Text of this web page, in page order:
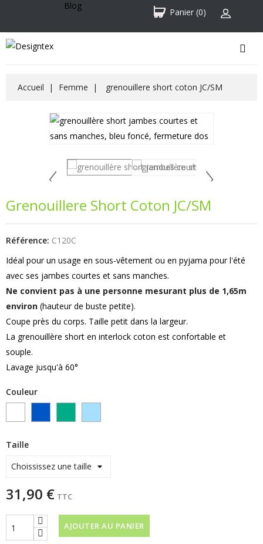
Panier (0)
Blog
Accueil Femme grenouillere short coton JC/SM
Grenouillere Short Coton JC/SM
Référence: C120C
Idéal pour un usage en sous-vêtement ou en pyjama pour l'été
avec ses jambes courtes et sans manches.
Ne convient pas à une personne mesurant plus de 1,65m
environ (hauteur de buste petite).
Coupe près du corps. Taille petit dans la largeur.
La grenouillère short en interlock coton est confortable et
souple.
Lavage jusqu'à 60°
Couleur
bleu
vert
BLEU
Taille
31,90 € TTC
AJOUTER AU PANIER